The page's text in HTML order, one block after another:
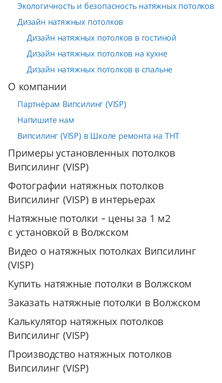
Экологичность и безопасность натяжных потолков
Дизайн натяжных потолков
Дизайн натяжных потолков в гостиной
Дизайн натяжных потолков на кухне
Дизайн натяжных потолков в спальне
О компании
Партнёрам Випсилинг (VISP)
Напишите нам
Випсилинг (VISP) в Школе ремонта на ТНТ
Примеры установленных потолков
Випсилинг (VISP)
Фотографии натяжных потолков
Випсилинг (VISP) в интерьерах
Натяжные потолки - цены за 1 м2
с установкой в Волжском
Видео о натяжных потолках Випсилинг
(VISP)
Купить натяжные потолки в Волжском
Заказать натяжные потолки в Волжском
Калькулятор натяжных потолков
Випсилинг (VISP)
Производство натяжных потолков
Випсилинг (VISP)